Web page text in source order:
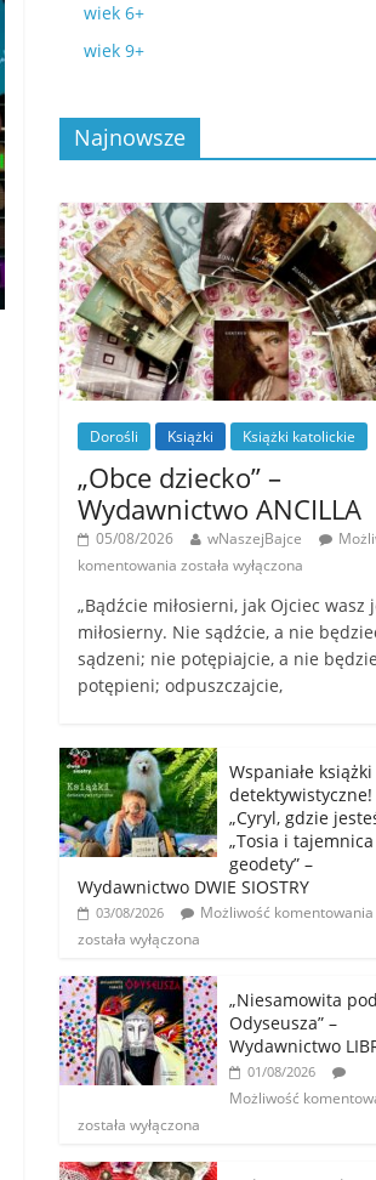
wiek 6+
wiek 9+
Najnowsze
Dorośli Książki Książki katolickie
„Obce dziecko” –
Wydawnictwo ANCILLA
05/08/2026 wNaszejBajce
komentowania została wyłączona
„Bądźcie miłosierni, jak Ojciec wasz
miłosierny. Nie sądźcie, a nie
sądzeni; nie potępiajcie, a nie
potępieni; odpuszczajcie,
Wspaniałe książki
detektywistyczne!
„Cyryl, gdzie
„Tosia i tajemnica
geodety” –
Wydawnictwo DWIE SIOSTRY
03/08/2026
Możliwość komentowania
została wyłączona
„Niesamowita
Odyseusza” –
Wydawnictwo
01/08/2026
Możliwość
została wyłączona